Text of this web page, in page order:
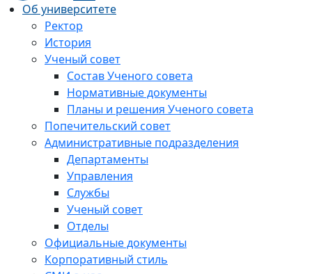
Об университете
Ректор
История
Ученый совет
Состав Ученого совета
Нормативные документы
Планы и решения Ученого совета
Попечительский совет
Административные подразделения
Департаменты
Управления
Службы
Ученый совет
Отделы
Официальные документы
Корпоративный стиль